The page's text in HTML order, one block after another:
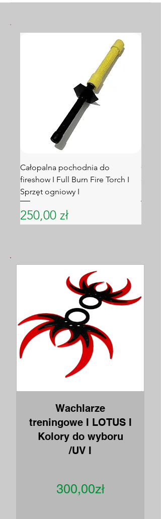
Całopalna pochodnia do
fireshow I Full Burn Fire Torch I
Sprzęt ogniowy I
Cena
250,00 zł
do
Wachlarze
treningowe I LOTUS I
Kolory do wyboru
/UV I
300,00złCena